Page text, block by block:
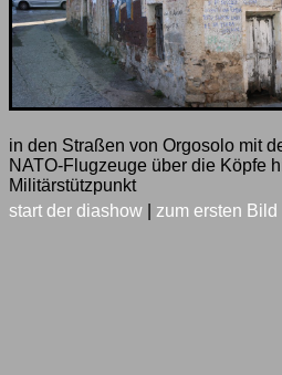
in den Straßen von Orgosolo mit
NATO-Flugzeuge über die Köpfe
Militärstützpunkt
start der diashow
zum ersten Bild